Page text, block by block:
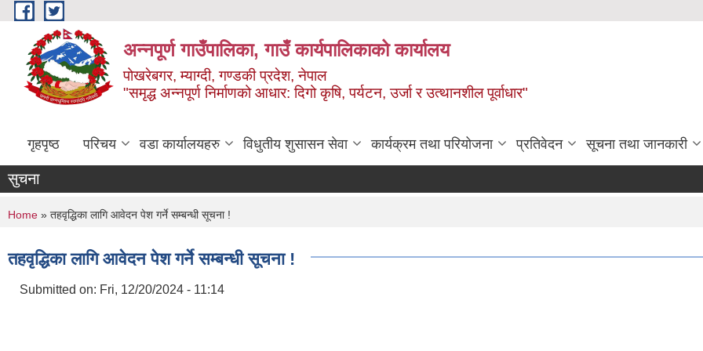
Skip to main content
अन्‍नपूर्ण गाउँपालिका, गाउँ कार्यपालिकाको कार्यालय
पोखरेबगर, म्याग्दी, गण्डकी प्रदेश, नेपाल
"समृद्ध अन्‍नपूर्ण निर्माणको आधार: दिगो कृषि, पर्यटन, उर्जा र उत्थानशील पूर्वाधार"
गृहपृष्ठ परिचय वडा कार्यालयहरु विधुतीय शुसासन सेवा कार्यक्रम तथा परियोजना प्रतिवेदन सूचना तथा जानकारी
सुचना
You are here
Home » तहवृद्धिका लागि आवेदन पेश गर्ने सम्बन्धी सूचना !
तहवृद्धिका लागि आवेदन पेश गर्ने सम्बन्धी सूचना !
Submitted on: Fri, 12/20/2024 - 11:14